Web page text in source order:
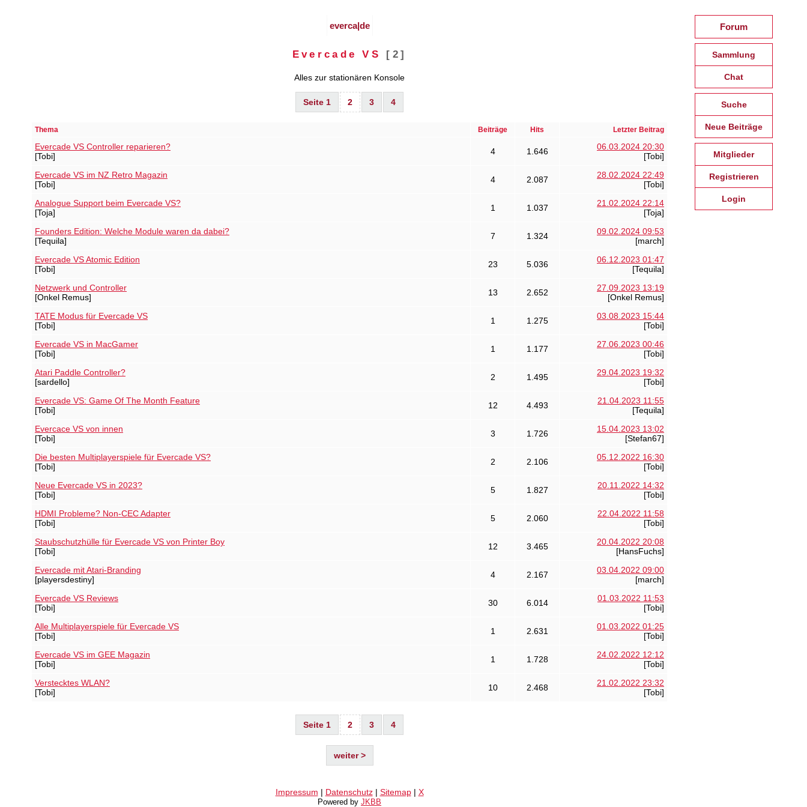
everca|de
Evercade VS [2]
Alles zur stationären Konsole
Seite 1 2 3 4
Thema Beiträge Hits Letzter Beitrag
Evercade VS Controller reparieren?
[Tobi]
4 1.646
06.03.2024 20:30
[Tobi]
Evercade VS im NZ Retro Magazin
[Tobi]
4 2.087
28.02.2024 22:49
[Tobi]
Analogue Support beim Evercade VS?
[Toja]
1 1.037
21.02.2024 22:14
[Toja]
Founders Edition: Welche Module waren da dabei?
[Tequila]
7 1.324
09.02.2024 09:53
[march]
Evercade VS Atomic Edition
[Tobi]
23 5.036
06.12.2023 01:47
[Tequila]
Netzwerk und Controller
[Onkel Remus]
13 2.652
27.09.2023 13:19
[Onkel Remus]
TATE Modus für Evercade VS
[Tobi]
1 1.275
03.08.2023 15:44
[Tobi]
Evercade VS in MacGamer
[Tobi]
1 1.177
27.06.2023 00:46
[Tobi]
Atari Paddle Controller?
[sardello]
2 1.495
29.04.2023 19:32
[Tobi]
Evercade VS: Game Of The Month Feature
[Tobi]
12 4.493
21.04.2023 11:55
[Tequila]
Evercace VS von innen
[Tobi]
3 1.726
15.04.2023 13:02
[Stefan67]
Die besten Multiplayerspiele für Evercade VS?
[Tobi]
2 2.106
05.12.2022 16:30
[Tobi]
Neue Evercade VS in 2023?
[Tobi]
5 1.827
20.11.2022 14:32
[Tobi]
HDMI Probleme? Non-CEC Adapter
[Tobi]
5 2.060
22.04.2022 11:58
[Tobi]
Staubschutzhülle für Evercade VS von Printer Boy
[Tobi]
12 3.465
20.04.2022 20:08
[HansFuchs]
Evercade mit Atari-Branding
[playersdestiny]
4 2.167
03.04.2022 09:00
[march]
Evercade VS Reviews
[Tobi]
30 6.014
01.03.2022 11:53
[Tobi]
Alle Multiplayerspiele für Evercade VS
[Tobi]
1 2.631
01.03.2022 01:25
[Tobi]
Evercade VS im GEE Magazin
[Tobi]
1 1.728
24.02.2022 12:12
[Tobi]
Verstecktes WLAN?
[Tobi]
10 2.468
21.02.2022 23:32
[Tobi]
Seite 1 2 3 4
weiter >
Impressum | Datenschutz| Sitemap| X
Powered by JKBB
Forum
Sammlung
Chat
Suche
Neue Beiträge
Mitglieder
Registrieren
Login